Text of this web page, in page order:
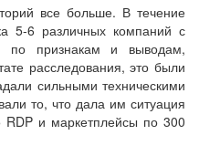
все больше. В течение
5-6 различных компаний с
по признакам и выводам,
расследования, это были
сильными техническими
то, что дала им ситуация
и маркетплейсы по 300